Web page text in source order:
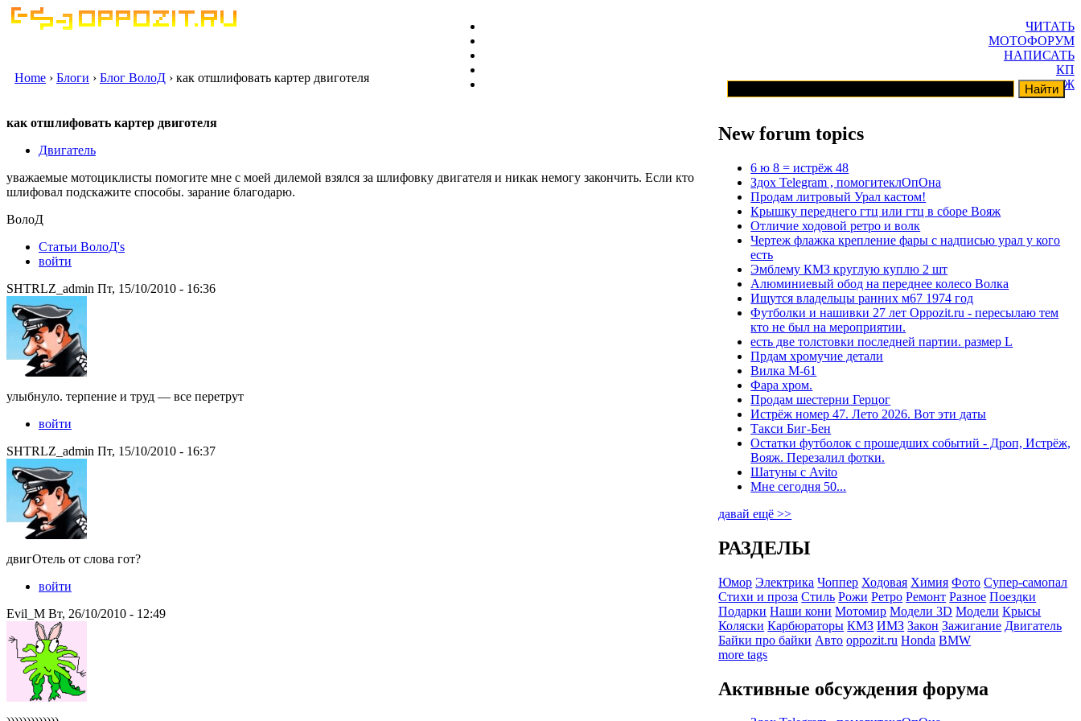
ЧИТАТЬ
МОТОФОРУМ
НАПИСАТЬ
КП
ГАРАЖ
Home › Блоги › Блог ВолоД › как отшлифовать картер двиготеля
как отшлифовать картер двиготеля
Двигатель
уважаемые мотоциклисты помогите мне с моей дилемой взялся за шлифовку двигателя и никак немогу закончить. Если кто
шлифовал подскажите способы. зарание благодарю.
ВолоД
Статьи ВолоД's
войти
SHTRLZ_admin Пт, 15/10/2010 - 16:36
улыбнуло. терпение и труд — все перетрут
войти
SHTRLZ_admin Пт, 15/10/2010 - 16:37
двигОтель от слова гот?
войти
Evil_M Вт, 26/10/2010 - 12:49
New forum topics
6 ю 8 = истрёж 48
Здох Telegram , помогитеклОпОна
Продам литровый Урал кастом!
Крышку переднего гтц или гтц в сборе Вояж
Отличие ходовой ретро и волк
Чертеж флажка крепление фары с надписью урал у кого
есть
Эмблему КМЗ круглую куплю 2 шт
Алюминиевый обод на переднее колесо Волка
Ищутся владельцы ранних м67 1974 год
Футболки и нашивки 27 лет Oppozit.ru - пересылаю тем
кто не был на мероприятии.
есть две толстовки последней партии. размер L
Прдам хромучие детали
Вилка М-61
Фара хром.
Продам шестерни Герцог
Истрёж номер 47. Лето 2026. Вот эти даты
Такси Биг-Бен
Остатки футболок с прошедших событий - Дроп, Истрёж,
Вояж. Перезалил фотки.
Шатуны с Avito
Мне сегодня 50...
давай ещё >>
РАЗДЕЛЫ
Юмор Электрика Чоппер Ходовая Химия Фото Супер-самопал
Стихи и проза Стиль Рожи Ретро Ремонт Разное Поездки
Подарки Наши кони Мотомир Модели 3D Модели Крысы
Коляски Карбюраторы КМЗ ИМЗ Закон Зажигание Двигатель
Байки про байки Авто oppozit.ru Honda BMW
more tags
Активные обсуждения форума